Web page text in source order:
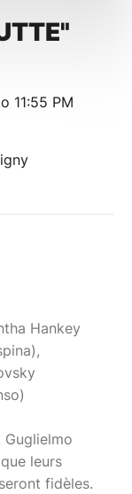
11:55 PM
Hankey
leurs
fidèles.